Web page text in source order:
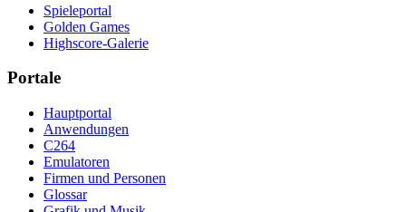
Spieleportal
Golden Games
Highscore-Galerie
Portale
Hauptportal
Anwendungen
C264
Emulatoren
Firmen und Personen
Glossar